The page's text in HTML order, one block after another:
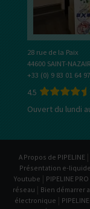
28 rue de la Paix
44600 SAINT-
+33 (0) 9 83 01 64 97
4.5
Ouvert du lundi
A Propos de PIPELINE |
Présentation e-
Youtube | PIPELINE
réseau | Bien démarrer
électronique |